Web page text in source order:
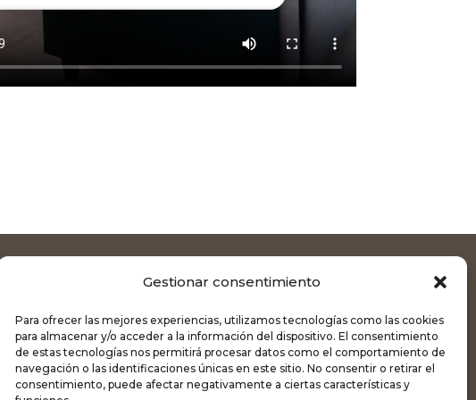
Gestionar consentimiento
Para ofrecer las mejores experiencias, utilizamos tecnologías como las cookies
para almacenar y/o acceder a la información del dispositivo. El consentimiento
de estas tecnologías nos permitirá procesar datos como el comportamiento de
navegación o las identificaciones únicas en este sitio. No consentir o retirar el
consentimiento, puede afectar negativamente a ciertas características y
788 - 626 30 86 69
SEGUEIX-NOS